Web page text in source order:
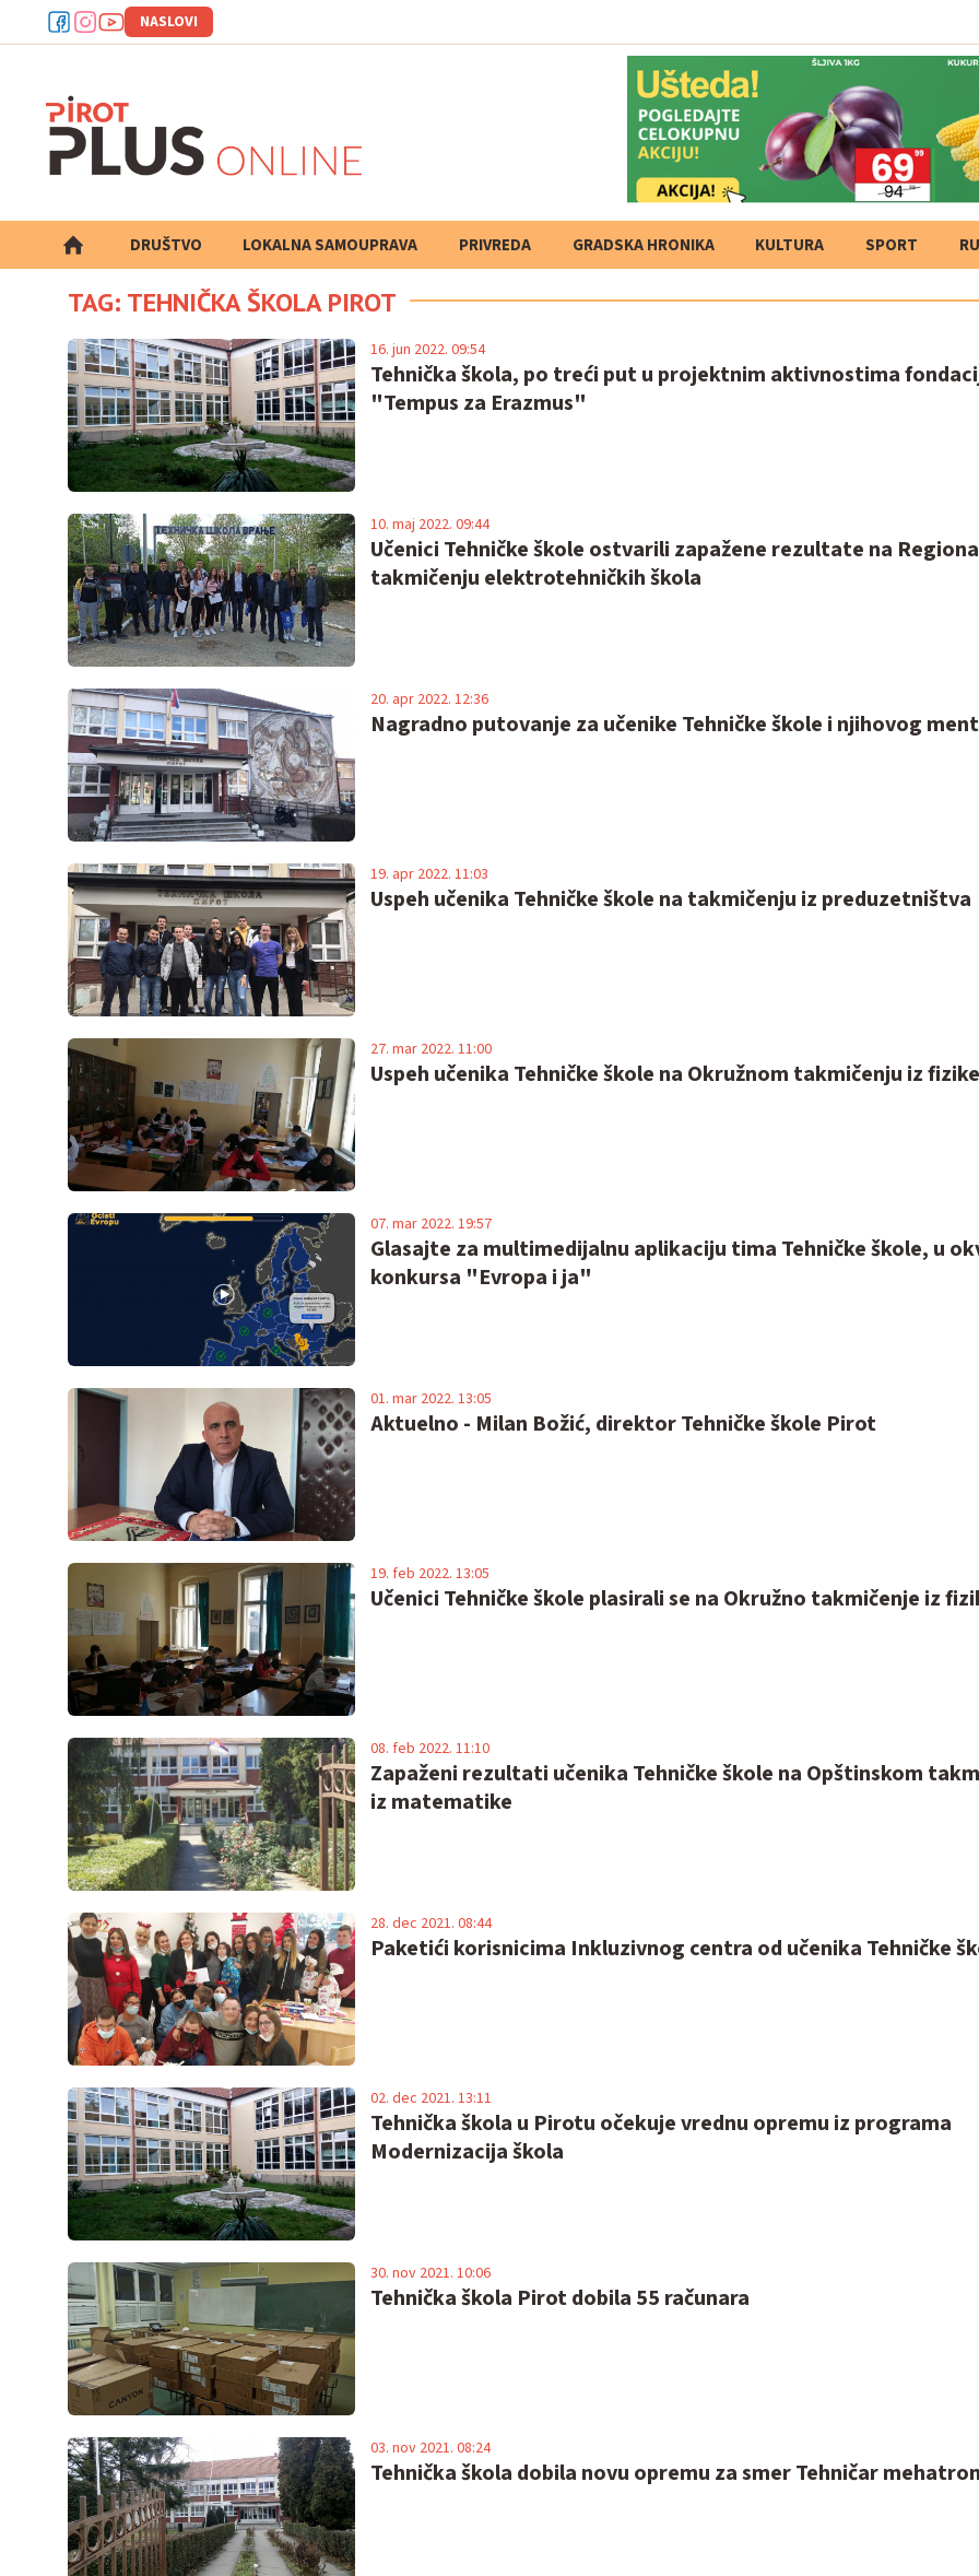
NASLOVI
DRUŠTVO LOKALNA SAMOUPRAVA PRIVREDA GRADSKA HRONIKA KULTURA SPORT
PRETRAGA
TAG: TEHNIČKA ŠKOLA PIROT
Tehnička škola, po treći put u projektnim aktivnostima
"Tempus za Erazmus"
16. jun 2022. 09:54
Učenici Tehničke škole ostvarili zapažene rezultate na
takmičenju elektrotehničkih škola
10. maj 2022. 09:44
Nagradno putovanje za učenike Tehničke škole i njihovog
20. apr 2022. 12:36
Uspeh učenika Tehničke škole na takmičenju iz preduzetništva
19. apr 2022. 11:03
Uspeh učenika Tehničke škole na Okružnom takmičenju iz fizike
27. mar 2022. 11:00
Glasajte za multimedijalnu aplikaciju tima Tehničke škole, u
konkursa "Evropa i ja"
07. mar 2022. 19:57
Aktuelno - Milan Božić, direktor Tehničke škole Pirot
01. mar 2022. 13:05
Učenici Tehničke škole plasirali se na Okružno takmičenje iz
19. feb 2022. 13:05
Zapaženi rezultati učenika Tehničke škole na Opštinskom
iz matematike
08. feb 2022. 11:10
Paketići korisnicima Inkluzivnog centra od učenika Tehničke
28. dec 2021. 08:44
Tehnička škola u Pirotu očekuje vrednu opremu iz programa
Modernizacija škola
02. dec 2021. 13:11
Tehnička škola Pirot dobila 55 računara
30. nov 2021. 10:06
Tehnička škola dobila novu opremu za smer Tehničar
03. nov 2021. 08:24